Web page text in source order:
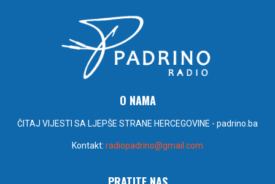
O NAMA
ČITAJ VIJESTI SA LJEPŠE STRANE HERCEGOVINE - padrino.ba
Kontakt: radiopadrino@gmail.com